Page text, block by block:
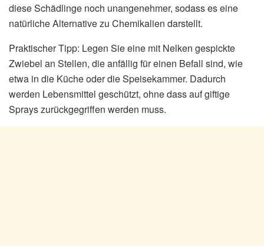
diese Schädlinge noch unangenehmer, sodass es eine
natürliche Alternative zu Chemikalien darstellt.
Praktischer Tipp: Legen Sie eine mit Nelken gespickte
Zwiebel an Stellen, die anfällig für einen Befall sind, wie
etwa in die Küche oder die Speisekammer. Dadurch
werden Lebensmittel geschützt, ohne dass auf giftige
Sprays zurückgegriffen werden muss.